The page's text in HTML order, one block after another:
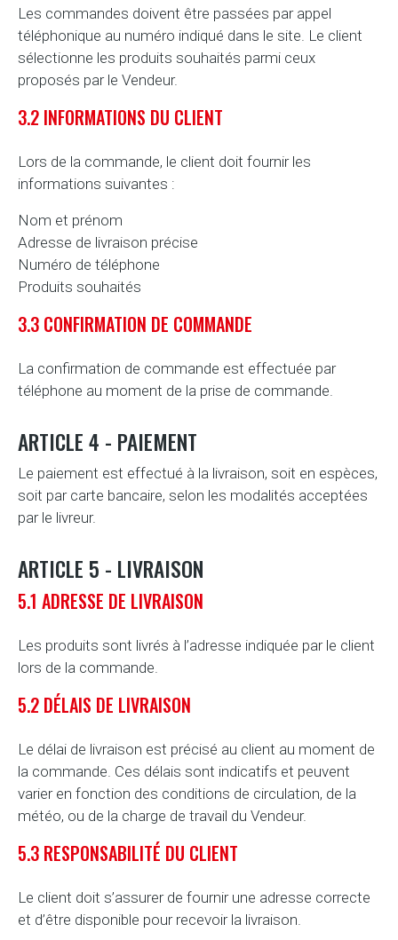
Les commandes doivent être passées par appel
téléphonique au numéro indiqué dans le site. Le client
sélectionne les produits souhaités parmi ceux
proposés par le Vendeur.
3.2 INFORMATIONS DU CLIENT
Lors de la commande, le client doit fournir les
informations suivantes :
Nom et prénom
Adresse de livraison précise
Numéro de téléphone
Produits souhaités
3.3 CONFIRMATION DE COMMANDE
La confirmation de commande est effectuée par
téléphone au moment de la prise de commande.
ARTICLE 4 - PAIEMENT
Le paiement est effectué à la livraison, soit en espèces,
soit par carte bancaire, selon les modalités acceptées
par le livreur.
ARTICLE 5 - LIVRAISON
5.1 ADRESSE DE LIVRAISON
Les produits sont livrés à l’adresse indiquée par le client
lors de la commande.
5.2 DÉLAIS DE LIVRAISON
Le délai de livraison est précisé au client au moment de
la commande. Ces délais sont indicatifs et peuvent
varier en fonction des conditions de circulation, de la
météo, ou de la charge de travail du Vendeur.
5.3 RESPONSABILITÉ DU CLIENT
Le client doit s’assurer de fournir une adresse correcte
et d’être disponible pour recevoir la livraison.